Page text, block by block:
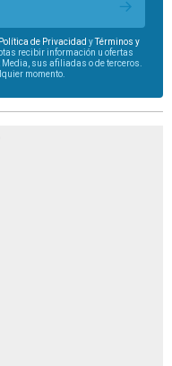
Política de Privacidad yTérminos y
recibir información u ofertas
sus afiliadas o de terceros.
momento.